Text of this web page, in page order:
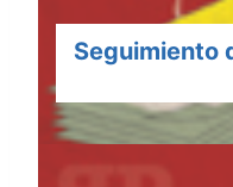
Seguimiento